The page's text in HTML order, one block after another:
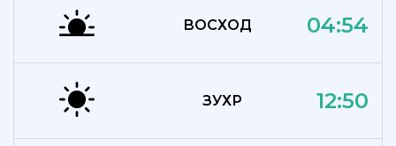
ВОСХОД 04:54
ЗУХР 12:50